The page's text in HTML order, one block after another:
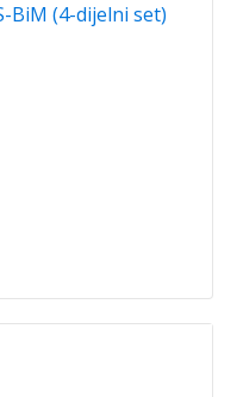
BiM (4-dijelni set)